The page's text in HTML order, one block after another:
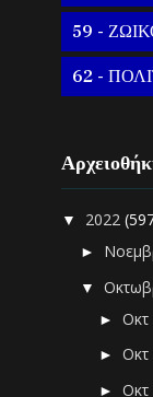
59 -
62 -
▼ 2022
►
▼
►
►
►